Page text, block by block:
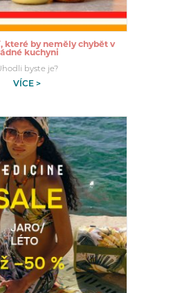
které by neměly chybět v
kuchyni
byste je?
VÍCE >